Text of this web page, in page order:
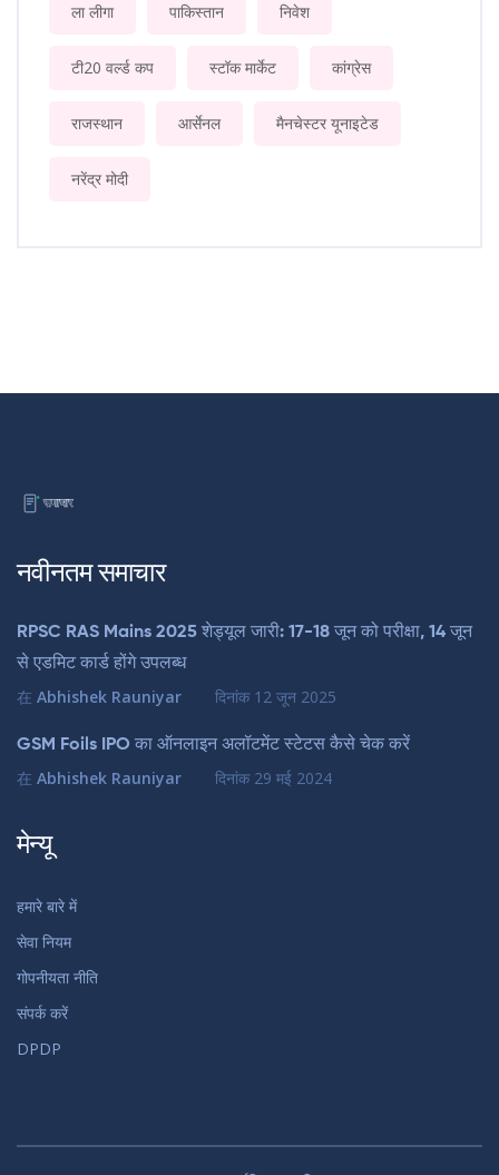
ला लीगा पाकिस्तान निवेश
टी20 वर्ल्ड कप स्टॉक मार्केट कांग्रेस
राजस्थान आर्सेनल मैनचेस्टर यूनाइटेड
नरेंद्र मोदी
नवीनतम समाचार
RPSC RAS Mains 2025 शेड्यूल जारी: 17-18 जून को परीक्षा, 14 जून
से एडमिट कार्ड होंगे उपलब्ध
在 Abhishek Rauniyar दिनांक 12 जून 2025
GSM Foils IPO का ऑनलाइन अलॉटमेंट स्टेटस कैसे चेक करें
在 Abhishek Rauniyar दिनांक 29 मई 2024
मेन्यू
हमारे बारे में
सेवा नियम
गोपनीयता नीति
संपर्क करें
DPDP